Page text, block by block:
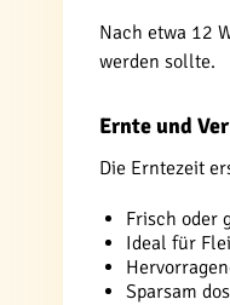
Nach etwa 12
werden sollte.
Ernte und
Die Erntezeit
Frisch oder
Ideal für
Sparsam